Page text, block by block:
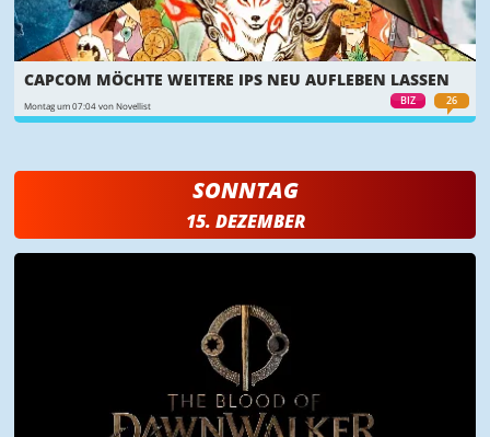
BIZ 26
CAPCOM MÖCHTE WEITERE IPS NEU AUFLEBEN LASSEN
Montag um 07:04 von Novellist
SONNTAG
15. DEZEMBER